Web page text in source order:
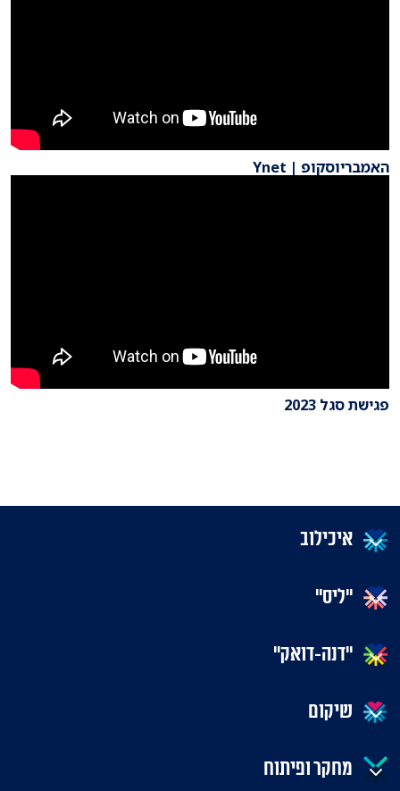
האמבריוסקופ | Ynet
פגישת סגל 2023
איכילוב
"ליס"
"דנה-דואק"
שיקום
מחקר ופיתוח